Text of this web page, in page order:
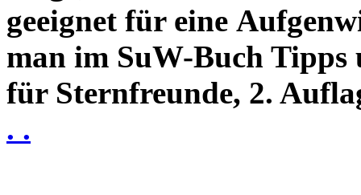
geeignet für eine
man im SuW-Buch Tipps
für Sternfreunde, 2.
. .